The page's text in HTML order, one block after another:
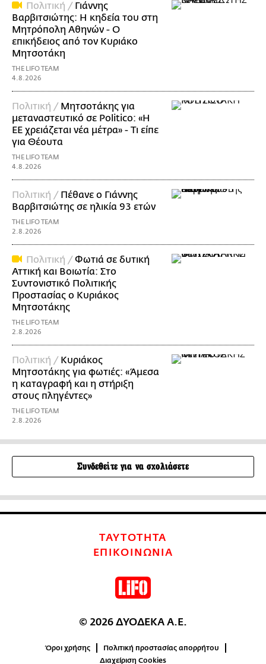
Πολιτική / Γιάννης
Βαρβιτσιώτης: Η κηδεία του στη
Μητρόπολη Αθηνών - Ο
επικήδειος από τον Κυριάκο
Μητσοτάκη
THE LIFO TEAM
4.8.2026
Πολιτική / Μητσοτάκης για
μεταναστευτικό σε Politico: «Η
ΕΕ χρειάζεται νέα μέτρα» - Τι είπε
για Θέουτα
THE LIFO TEAM
4.8.2026
Πολιτική / Πέθανε ο Γιάννης
Βαρβιτσιώτης σε ηλικία 93 ετών
THE LIFO TEAM
2.8.2026
Πολιτική / Φωτιά σε δυτική
Αττική και Βοιωτία: Στο
Συντονιστικό Πολιτικής
Προστασίας ο Κυριάκος
Μητσοτάκης
THE LIFO TEAM
2.8.2026
Πολιτική / Κυριάκος
Μητσοτάκης για φωτιές: «Άμεσα
η καταγραφή και η στήριξη
στους πληγέντες»
THE LIFO TEAM
2.8.2026
Συνδεθείτε για να σχολιάσετε
ΤΑΥΤΟΤΗΤΑ
ΕΠΙΚΟΙΝΩΝΙΑ
© 2026 ΔΥΟΔΕΚΑ Α.Ε.
Όροι χρήσης
Πολιτική προστασίας απορρήτου
Διαχείριση Cookies